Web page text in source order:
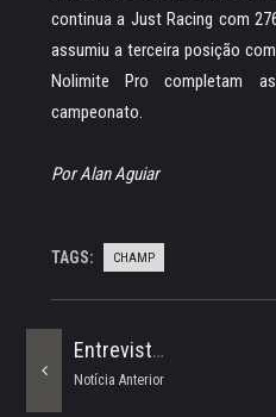
continua a Just Racing com
assumiu a terceira posição
Nolimite Pro completam
campeonato.
Por Alan Aguiar
TAGS: CHAMP
Entrevista - Eduardo Guidi
Notícia Anterior